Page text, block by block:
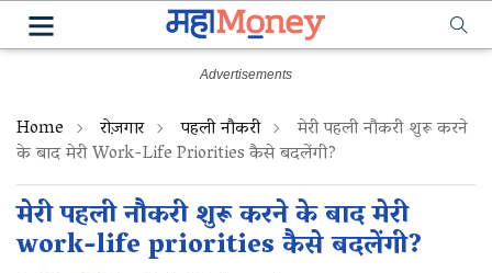
Home रोज़गार पहली नौकरी मेरी पहली नौकरी शुरू करने
के बाद मेरी Work-Life Priorities कैसे बदलेंगी?
मेरी पहली नौकरी शुरू करने के बाद मेरी
work-life priorities कैसे बदलेंगी?